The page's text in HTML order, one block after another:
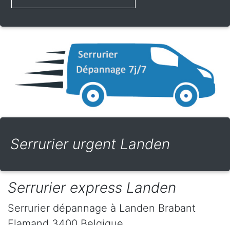
Serrurier urgent Landen
Serrurier express Landen
Serrurier dépannage à Landen Brabant